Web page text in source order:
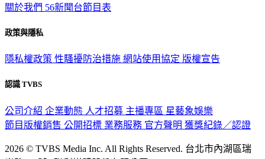
關於我們 56新聞台節目表
政策與隱私
隱私權政策 性騷擾防治措施 網站使用協定 版權宣告
認識 TVBS
公司介紹 企業動態 人才招募 主播專區 星藝象娛樂
節目版權銷售 公開招標 業務服務 官方聲明 獲獎紀錄／認證
2026 © TVBS Media Inc. All Rights Reserved. 台北市內湖區瑞